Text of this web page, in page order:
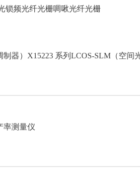
锁频光纤光栅啁啾光纤光栅
器）X15223 系列 LCOS-SLM（空间
率测量仪